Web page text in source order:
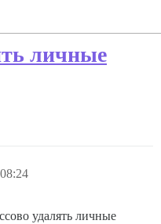
личные
удалять личные